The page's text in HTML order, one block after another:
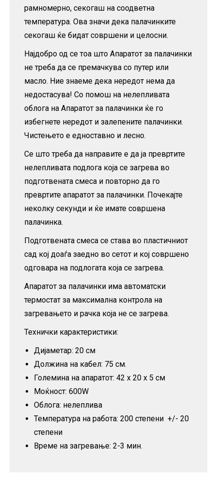
рамномерно, секогаш на соодветна
температура. Ова значи дека палачинките
секогаш ќе бидат совршени и целосни.
Најдобро од се тоа што Апаратот за палачинки
не треба да се премачкува со путер или
масло. Ние знаеме дека нередот нема да
недостасува! Со помош на нелепливата
облога на Апаратот за палачинки ќе го
избегнете нередот и залепените палачинки.
Чистењето е едноставно и лесно.
Се што треба да направите е да ја превртите
нелепливата подлога која се загрева во
подготвената смеса и повторно да го
превртите апаратот за палачинки. Почекајте
неколку секунди и ќе имате совршена
палачинка.
Подготвената смеса се става во пластичниот
сад кој доаѓа заедно во сетот и кој совршено
одговара на подлогата која се загрева.
Апаратот за палачинки има автоматски
термостат за максимална контрола на
загревањето и рачка која не се загрева.
Технички карактеристики:
Дијаметар: 20 см
Должина на кабел: 75 см.
Големина на апаратот: 42 x 20 x 5 см
Моќност: 600W
Облога: нелеплива
Температура на работа: 200 степени +/- 20
степени
Време на загревање: 2-3 мин.